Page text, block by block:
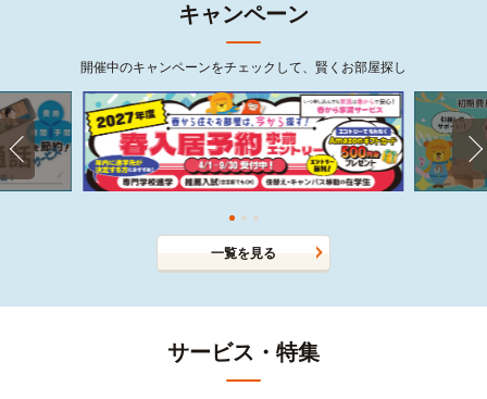
キャンペーン
開催中のキャンペーンをチェックして、賢くお部屋探し
一覧を見る
サービス・特集